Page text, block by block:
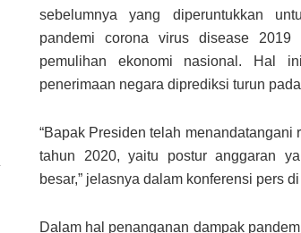
sebelumnya yang diperuntukkan
pandemi corona virus disease 2019
pemulihan ekonomi nasional. Hal
penerimaan negara diprediksi turun
“Bapak Presiden telah menandatangani
tahun 2020, yaitu postur anggaran
besar,” jelasnya dalam konferensi pers
Dalam hal penanganan dampak